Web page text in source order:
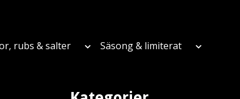
rubs & salter
Säsong & limiterat